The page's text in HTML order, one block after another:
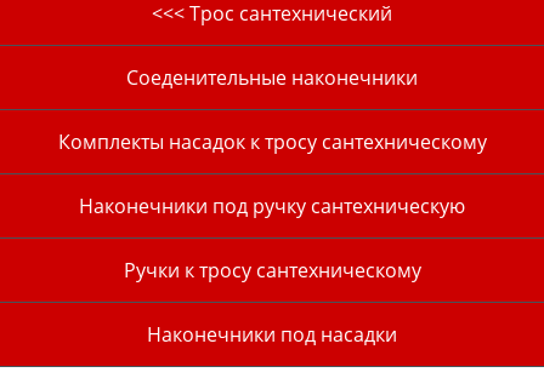
<<< Трос сантехнический
Соеденительные наконечники
Комплекты насадок к тросу сантехническому
Наконечники под ручку сантехническую
Ручки к тросу сантехническому
Наконечники под насадки